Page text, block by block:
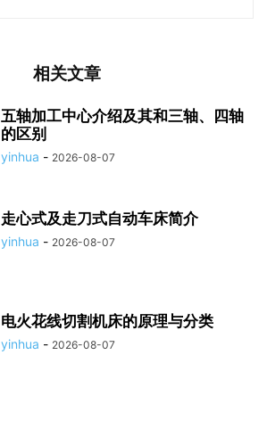
相关文章
五轴加工中心介绍及其和三轴、四轴
的区别
yinhua - 2026-08-07
走心式及走刀式自动车床简介
yinhua - 2026-08-07
电火花线切割机床的原理与分类
yinhua - 2026-08-07